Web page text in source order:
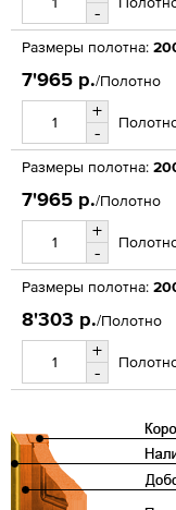
-
Размеры полотна:
7'965 р./Полотно
+
-
Размеры полотна:
7'965 р./Полотно
+
-
Размеры полотна:
8'303 р./Полотно
+
-